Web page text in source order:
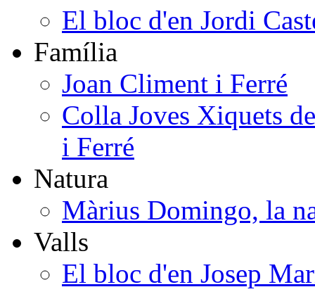
El bloc d'en Jordi
Família
Joan Climent i Ferré
Colla Joves Xiquets
i Ferré
Natura
Màrius Domingo, la
Valls
El bloc d'en Josep